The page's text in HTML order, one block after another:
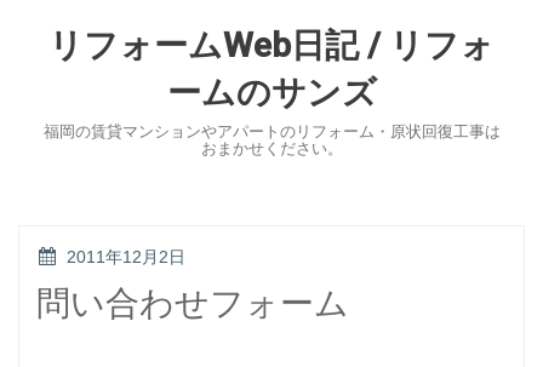
contentリフォームWeb日記 / リフォ
ームのサンズ
福岡の賃貸マンションやアパートのリフォーム・原状回復工事は
おまかせください。
POSTED
2011年12月2日
問い合わせフォーム